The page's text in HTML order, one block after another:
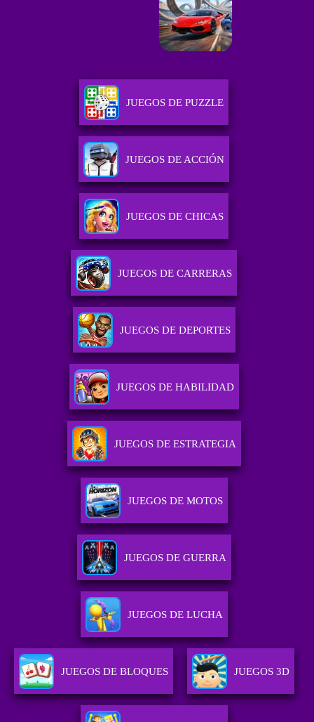
JUEGOS DE PUZZLE
JUEGOS DE ACCIÓN
JUEGOS DE CHICAS
JUEGOS DE CARRERAS
JUEGOS DE DEPORTES
JUEGOS DE HABILIDAD
JUEGOS DE ESTRATEGIA
JUEGOS DE MOTOS
JUEGOS DE GUERRA
JUEGOS DE LUCHA
JUEGOS DE BLOQUES JUEGOS 3D